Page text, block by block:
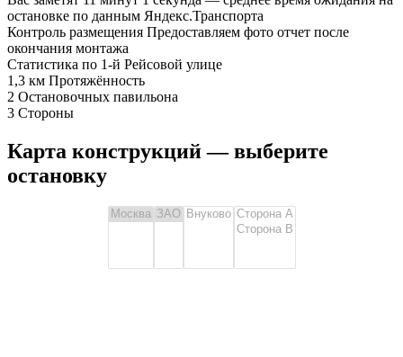
остановке по данным Яндекс.Транспорта
Контроль размещения Предоставляем фото отчет после
окончания монтажа
Статистика по 1-й Рейсовой улице
1,3 км Протяжённость
2 Остановочных павильона
3 Стороны
Карта конструкций — выберите
остановку